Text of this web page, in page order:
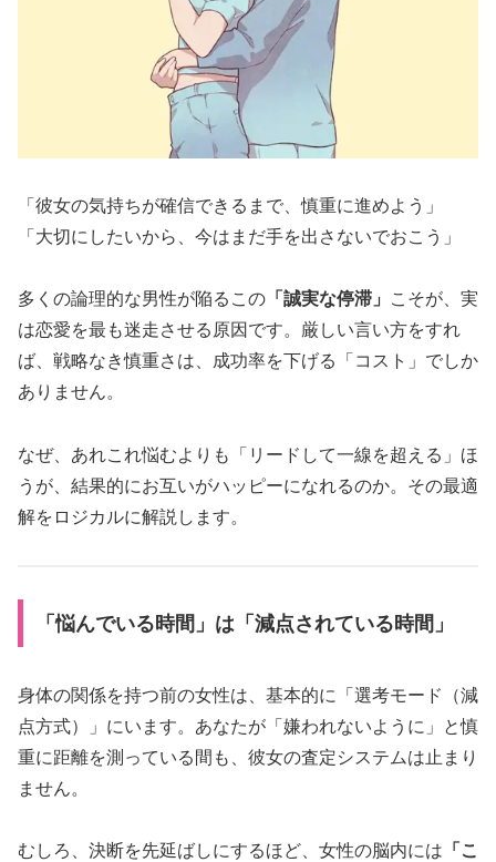
「彼女の気持ちが確信できるまで、慎重に進めよう」
「大切にしたいから、今はまだ手を出さないでおこう」
多くの論理的な男性が陥るこの 「誠実な停滞」
こそが、実
は恋愛を最も迷走させる原因です。厳しい言い方をすれ
ば、戦略なき慎重さは、成功率を下げる「コスト」でしか
ありません。
なぜ、あれこれ悩むよりも「リードして一線を超える」ほ
うが、結果的にお互いがハッピーになれるのか。その最適
解をロジカルに解説します。
「悩んでいる時間」は「減点されている時間」
身体の関係を持つ前の女性は、基本的に「選考モード（減
点方式）」にいます。あなたが「嫌われないように」と慎
重に距離を測っている間も、彼女の査定システムは止まり
ません。
むしろ、決断を先延ばしにするほど、女性の脳内には 「こ